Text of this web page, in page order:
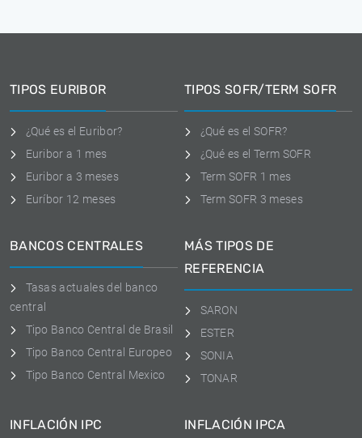
TIPOS EURIBOR
¿Qué es el Euribor?
Euribor a 1 mes
Euribor a 3 meses
Euríbor 12 meses
TIPOS SOFR/TERM SOFR
¿Qué es el SOFR?
¿Qué es el Term SOFR
Term SOFR 1 mes
Term SOFR 3 meses
BANCOS CENTRALES
Tasas actuales del banco
central
Tipo Banco Central de Brasil
Tipo Banco Central Europeo
Tipo Banco Central Mexico
MÁS TIPOS DE
REFERENCIA
SARON
ESTER
SONIA
TONAR
INFLACIÓN IPC INFLACIÓN IPCA